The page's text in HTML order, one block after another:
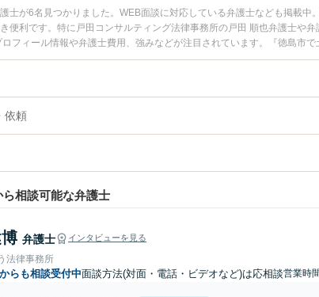
士が6名見つかりました。WEB面談に対応している弁護士なども掲載
便利です。特に戸田コンサルティング法律事務所の戸田 順也弁護士や
フィール情報や弁護士費用、強みなどが注目されています。『徳島市
談・依頼のトラブル解決の実績豊富な近くの弁護士を検索したい』『
相談者さんにおすすめです。
依頼
相談可能な弁護士
弁護士 インタビューを見る
法律事務所
からも相談受付中面談方法(対面・電話・ビデオなど)は応相談営業時